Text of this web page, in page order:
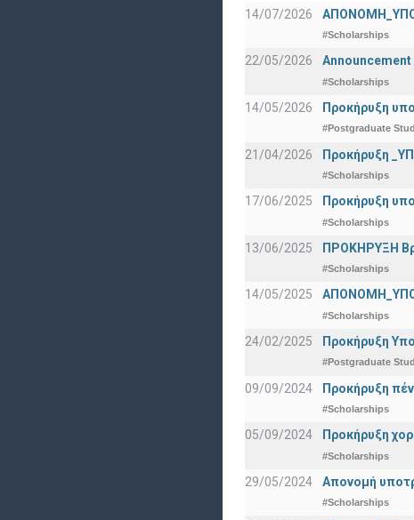
14/07/2026
#Scholarships
22/05/2026
#Scholarships
14/05/2026 Προκήρυξη
#Postgraduate
21/04/2026 Προκήρυξη
#Scholarships
17/06/2025 Προκήρυξη
#Scholarships
13/06/2025 ΠΡΟΚΗΡΥΞΗ
#Scholarships
14/05/2025
#Scholarships
24/02/2025 Προκήρυξη
#Postgraduate
09/09/2024 Προκήρυξη
#Scholarships
05/09/2024 Προκήρυξη
#Scholarships
29/05/2024 Απονομή
#Scholarships